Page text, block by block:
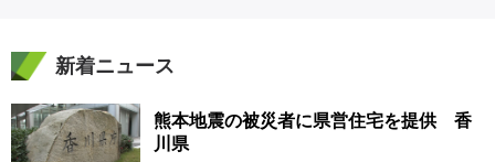
新着ニュース
熊本地震の被災者に県営住宅を提供 香
川県